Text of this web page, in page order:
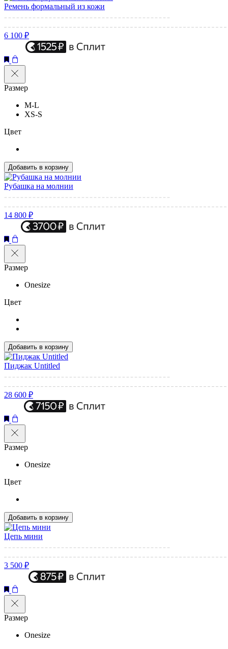
Ремень формальный из кожи
6 100 ₽
Размер
M-L
XS-S
Цвет
Добавить в корзину
Рубашка на молнии
14 800 ₽
Размер
Onesize
Цвет
Добавить в корзину
Пиджак Untitled
28 600 ₽
Размер
Onesize
Цвет
Добавить в корзину
Цепь мини
3 500 ₽
Размер
Onesize